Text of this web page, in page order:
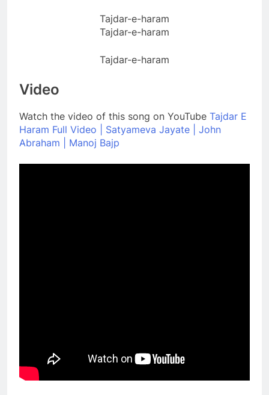
Tajdar-e-haram
Tajdar-e-haram
Tajdar-e-haram
Video
Watch the video of this song on YouTube Tajdar E
Haram Full Video | Satyameva Jayate | John
Abraham | Manoj Bajp